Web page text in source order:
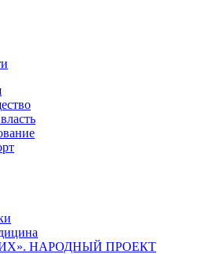
НАРОДНЫЙ ПРОЕКТ